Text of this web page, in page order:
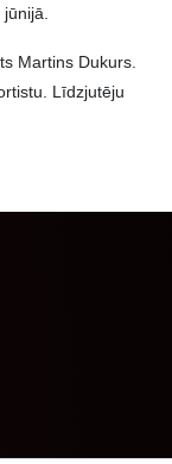
Martins Dukurs.
Līdzjutēju